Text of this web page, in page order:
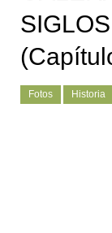
Fotos Historia